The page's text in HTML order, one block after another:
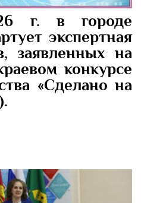
г. в городе
экспертная
заявленных на
конкурсе
«Сделано на